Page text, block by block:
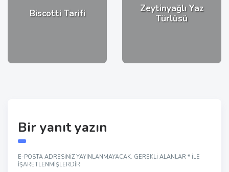
Biscotti Tarifi
Zeytinyağlı Yaz
Türlüsü
Bir yanıt yazın
E-POSTA ADRESINIZ YAYINLANMAYACAK. GEREKLI ALANLAR * ILE
IŞARETLENMIŞLERDIR